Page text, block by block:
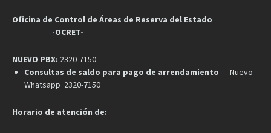
Oficina de Control de Áreas de Reserva del Estado
-OCRET-
NUEVO PBX: 2320-7150
Consultas de saldo para pago de arrendamiento Nuevo
Whatsapp 2320-7150
Horario de atención de: